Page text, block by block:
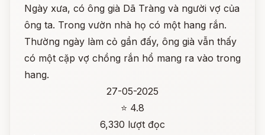
Ngày xưa, có ông già Dã Tràng và người vợ của
ông ta. Trong vườn nhà họ có một hang rắn.
Thường ngày làm cỏ gần đấy, ông già vẫn thấy
có một cặp vợ chồng rắn hổ mang ra vào trong
hang.
27-05-2025
⭐ 4.8
6,330 lượt đọc